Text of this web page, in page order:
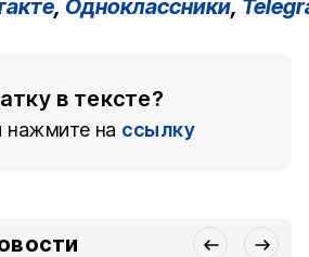
, Одноклассники,
в тексте?
нажмите на ссылку